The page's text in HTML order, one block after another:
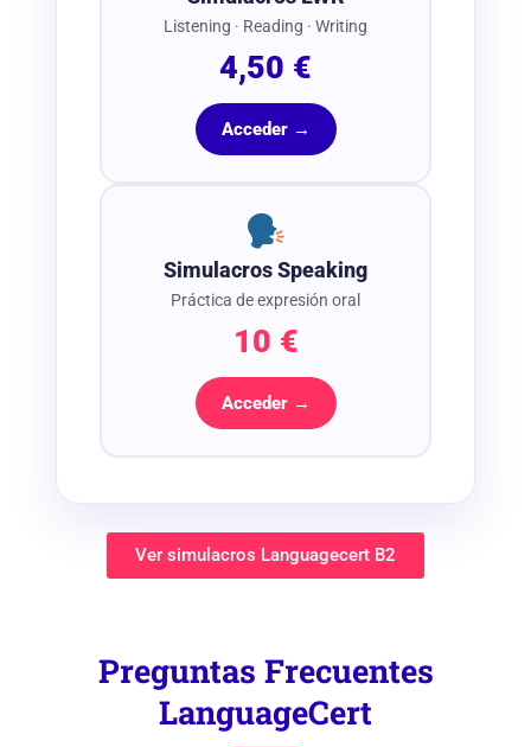
Listening · Reading · Writing
4,50 €
Acceder →
Simulacros Speaking
Práctica de expresión oral
10 €
Acceder →
Ver simulacros Languagecert B2
Preguntas Frecuentes
LanguageCert